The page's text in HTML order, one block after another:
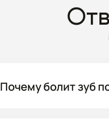
Почему болит зуб